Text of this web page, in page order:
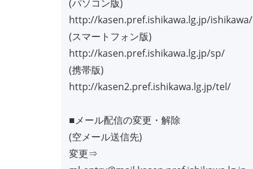
(パソコン版)
http://kasen.pref.ishikawa.lg.jp/ishikawa/
(スマートフォン版)
http://kasen.pref.ishikawa.lg.jp/sp/
(携帯版)
http://kasen2.pref.ishikawa.lg.jp/tel/
■メール配信の変更・解除
(空メール送信先)
変更⇒